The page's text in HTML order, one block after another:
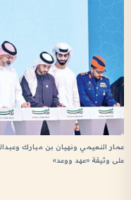
عمار النعيمي ونهيان بن مبارك
على وثيقة «عهد ووعد»